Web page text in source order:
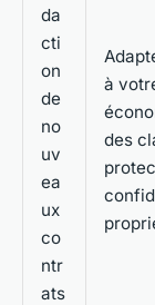
da
cti
on
de
no
uv
ea
ux
co
ntr
ats
à
des